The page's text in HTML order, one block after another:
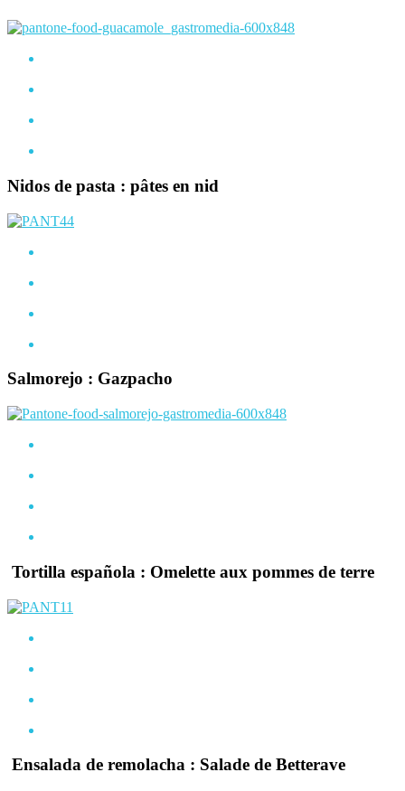
Nidos de pasta : pâtes en nid
Salmorejo : Gazpacho
Tortilla española : Omelette aux pommes de terre
Ensalada de remolacha : Salade de Betterave